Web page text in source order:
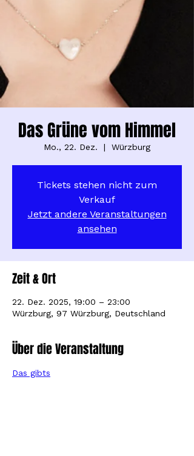
Das Grüne vom Himmel
Mo., 22. Dez.
  |
Würzburg
Tickets stehen nicht zum
Verkauf
Jetzt andere Veranstaltungen
ansehen
Zeit & Ort
22. Dez. 2025, 19:00 – 23:00
Würzburg, 97 Würzburg, Deutschland
Über die Veranstaltung
Das gibts